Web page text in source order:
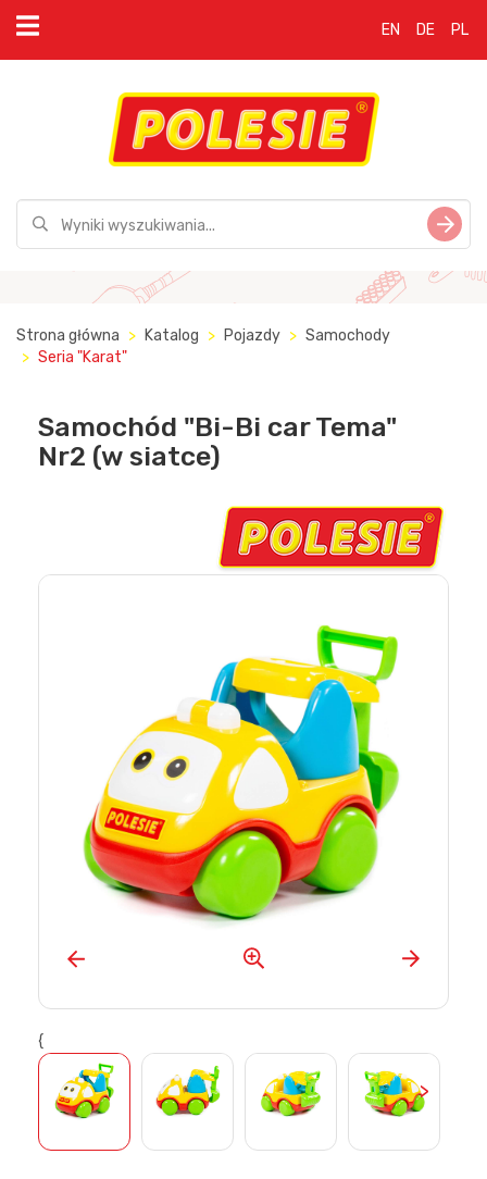
EN DE PL
Strona główna Katalog Pojazdy
Samochody
Seria "Karat"
Samochód "Bi-Bi car Tema"
Nr2 (w siatce)
{
>